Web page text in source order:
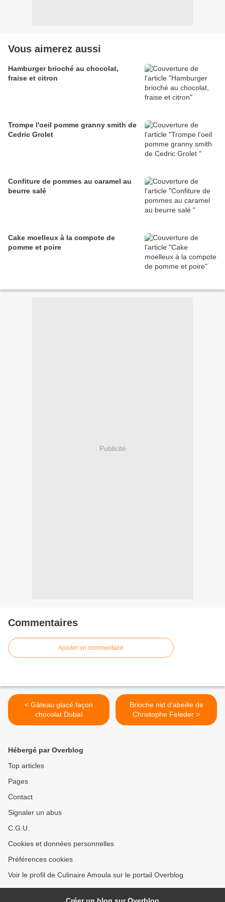
Vous aimerez aussi
Hamburger brioché au chocolat,
fraise et citron
Trompe l'oeil pomme granny smith de
Cedric Grolet
Confiture de pommes au caramel au
beurre salé
Cake moelleux à la compote de
pomme et poire
Publicité
Commentaires
Ajouter un commentaire
< Gâteau glacé façon
chocolat Dubaï
Brioche nid d'abeille de
Christophe Feleder >
Hébergé par Overblog
Top articles
Pages
Contact
Signaler un abus
C.G.U.
Cookies et données personnelles
Préférences cookies
Voir le profil de Culinaire Amoula sur le portail Overblog